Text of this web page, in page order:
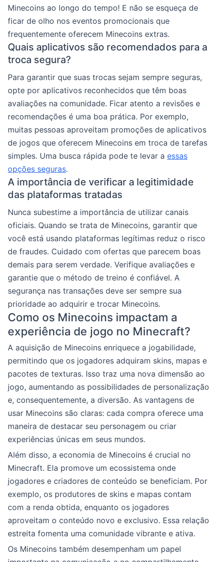
Minecoins ao longo do tempo! E não se esqueça de
ficar de olho nos eventos promocionais que
frequentemente oferecem Minecoins extras.
Quais aplicativos são recomendados para a
troca segura?
Para garantir que suas trocas sejam sempre seguras,
opte por aplicativos reconhecidos que têm boas
avaliações na comunidade. Ficar atento a revisões e
recomendações é uma boa prática. Por exemplo,
muitas pessoas aproveitam promoções de aplicativos
de jogos que oferecem Minecoins em troca de tarefas
simples. Uma busca rápida pode te levar a essas
opções seguras.
A importância de verificar a legitimidade
das plataformas tratadas
Nunca subestime a importância de utilizar canais
oficiais. Quando se trata de Minecoins, garantir que
você está usando plataformas legítimas reduz o risco
de fraudes. Cuidado com ofertas que parecem boas
demais para serem verdade. Verifique avaliações e
garantie que o método de treino é confiável. A
segurança nas transações deve ser sempre sua
prioridade ao adquirir e trocar Minecoins.
Como os Minecoins impactam a
experiência de jogo no Minecraft?
A aquisição de Minecoins enriquece a jogabilidade,
permitindo que os jogadores adquiram skins, mapas e
pacotes de texturas. Isso traz uma nova dimensão ao
jogo, aumentando as possibilidades de personalização
e, consequentemente, a diversão. As vantagens de
usar Minecoins são claras: cada compra oferece uma
maneira de destacar seu personagem ou criar
experiências únicas em seus mundos.
Além disso, a economia de Minecoins é crucial no
Minecraft. Ela promove um ecossistema onde
jogadores e criadores de conteúdo se beneficiam. Por
exemplo, os produtores de skins e mapas contam
com a renda obtida, enquanto os jogadores
aproveitam o conteúdo novo e exclusivo. Essa relação
estreita fomenta uma comunidade vibrante e ativa.
Os Minecoins também desempenham um papel